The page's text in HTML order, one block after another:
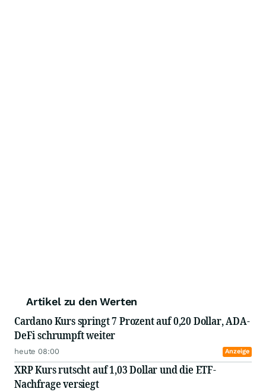
Artikel zu den Werten
Cardano Kurs springt 7 Prozent auf 0,20 Dollar, ADA-
DeFi schrumpft weiter
heute 08:00 Anzeige
XRP Kurs rutscht auf 1,03 Dollar und die ETF-
Nachfrage versiegt